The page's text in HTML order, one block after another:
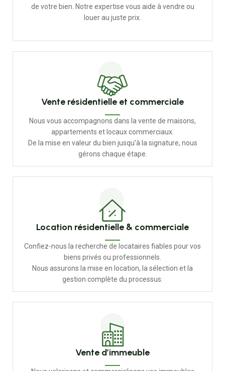
de votre bien. Notre expertise vous aide à vendre ou
louer au juste prix.
Vente résidentielle et commerciale
Nous vous accompagnons dans la vente de maisons,
appartements et locaux commerciaux.
De la mise en valeur du bien jusqu’à la signature, nous
gérons chaque étape.
Location résidentielle & commerciale
Confiez-nous la recherche de locataires fiables pour vos
biens privés ou professionnels.
Nous assurons la mise en location, la sélection et la
gestion complète du processus.
Vente d’immeuble